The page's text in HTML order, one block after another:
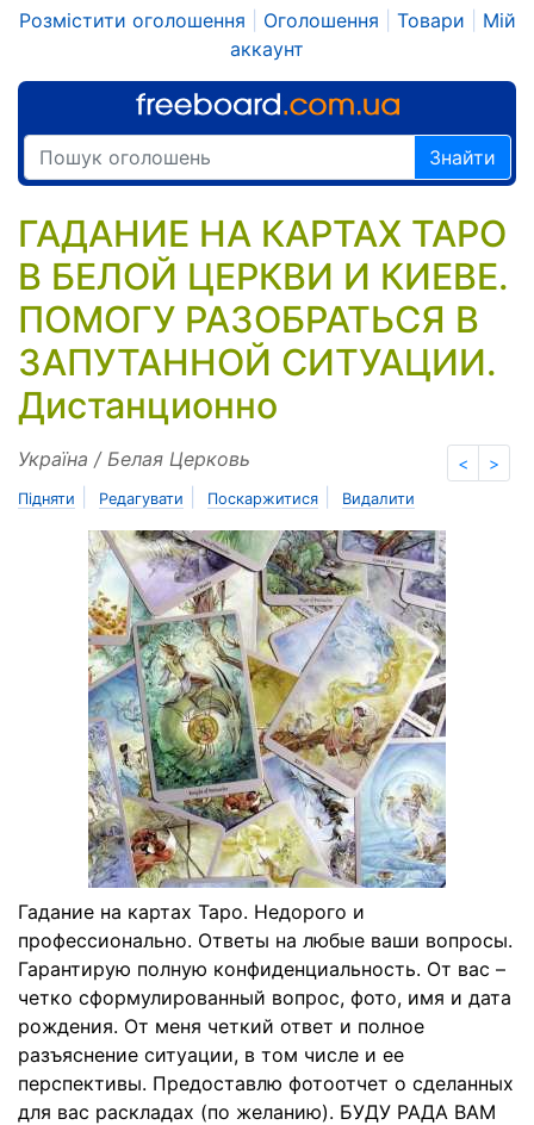
Розмістити оголошення Оголошення Товари
Мій
аккаунт
Знайти
ГАДАНИЕ НА КАРТАХ ТАРО
В БЕЛОЙ ЦЕРКВИ И КИЕВЕ.
ПОМОГУ РАЗОБРАТЬСЯ В
ЗАПУТАННОЙ СИТУАЦИИ.
Дистанционно
< >
Україна / Белая Церковь
Підняти Редагувати Поскаржитися Видалити
Гадание на картах Таро. Недорого и
профессионально. Ответы на любые ваши вопросы.
Гарантирую полную конфиденциальность. От вас –
четко сформулированный вопрос, фото, имя и дата
рождения. От меня четкий ответ и полное
разъяснение ситуации, в том числе и ее
перспективы. Предоставлю фотоотчет о сделанных
для вас раскладах (по желанию). БУДУ РАДА ВАМ